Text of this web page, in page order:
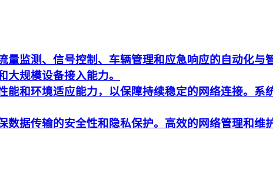
监测、信号控制、车辆管理和应急响应的自动化
规模设备接入能力。
和环境适应能力，以保障持续稳定的网络连接。系
据传输的安全性和隐私保护。高效的网络管理和